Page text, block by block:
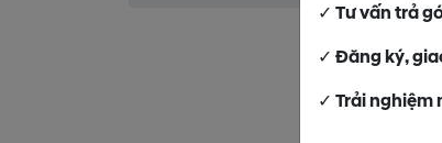
✓ Tư vấn trả
✓ Đăng ký,
✓ Trải nghiệm